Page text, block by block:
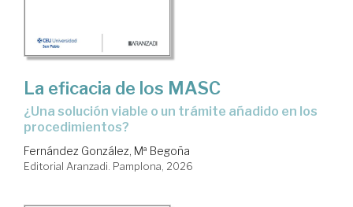
La eficacia de los MASC
¿una solución viable o un trámite añadido en los
procedimientos?
Fernández González, Mª Begoña
Editorial Aranzadi. Pamplona, 2026